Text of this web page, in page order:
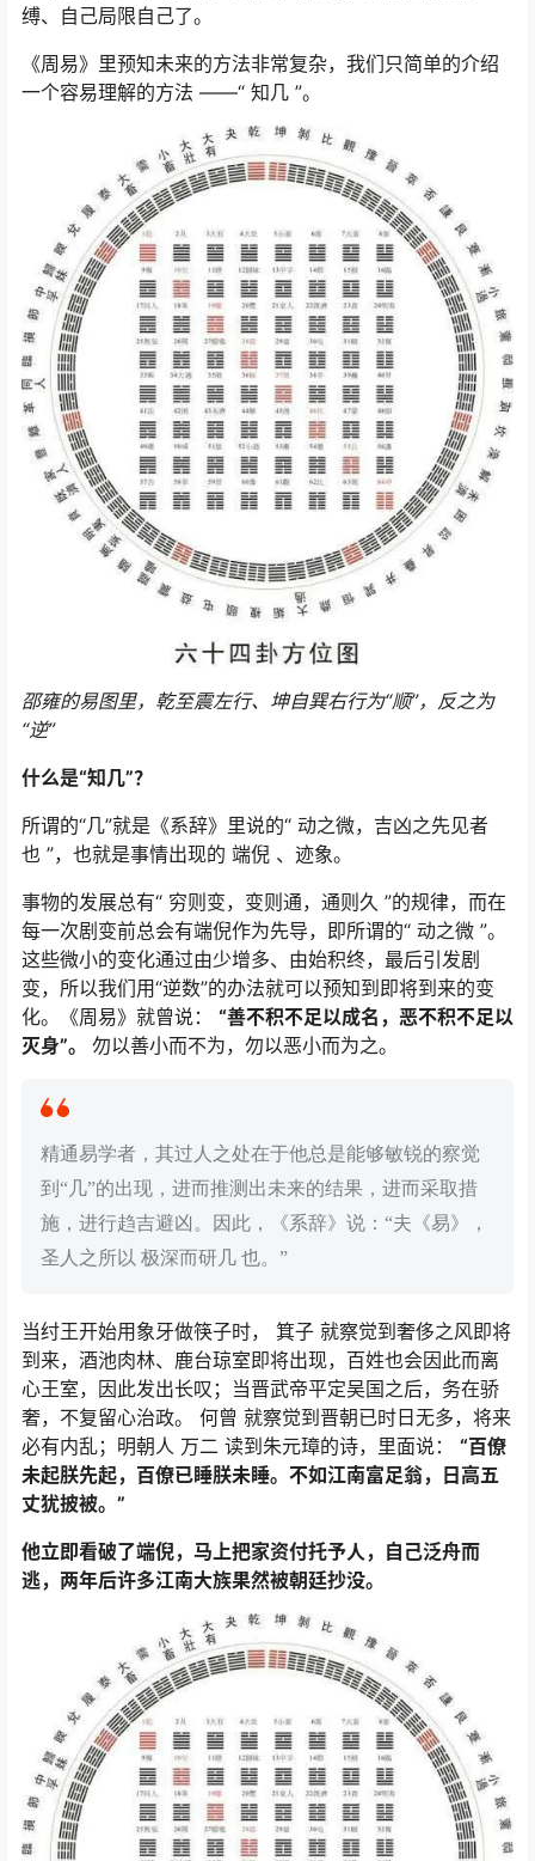
缚、自己局限自己了。
《周易》里预知未来的方法非常复杂，我们只简单的介绍
一个容易理解的方法 ——“ 知几 ”。
邵雍的易图里，乾至震左行、坤自巽右行为“顺”，反之为
“逆”
什么是“知几”？
所谓的“几”就是《系辞》里说的“ 动之微，吉凶之先见者
也 ”，也就是事情出现的 端倪 、迹象。
事物的发展总有“ 穷则变，变则通，通则久 ”的规律，而在
每一次剧变前总会有端倪作为先导，即所谓的“ 动之微 ”。
这些微小的变化通过由少增多、由始积终，最后引发剧
变，所以我们用“逆数”的办法就可以预知到即将到来的变
化。《周易》就曾说： “善不积不足以成名，恶不积不足以
灭身”。 勿以善小而不为，勿以恶小而为之。
精通易学者，其过人之处在于他总是能够敏锐的察觉
到“几”的出现，进而推测出未来的结果，进而采取措
施，进行趋吉避凶。因此，《系辞》说：“夫《易》，
圣人之所以 极深而研几 也。”
当纣王开始用象牙做筷子时， 箕子 就察觉到奢侈之风即将
到来，酒池肉林、鹿台琼室即将出现，百姓也会因此而离
心王室，因此发出长叹；当晋武帝平定吴国之后，务在骄
奢，不复留心治政。 何曾 就察觉到晋朝已时日无多，将来
必有内乱；明朝人 万二 读到朱元璋的诗，里面说： “百僚
未起朕先起，百僚已睡朕未睡。不如江南富足翁，日高五
丈犹披被。”
他立即看破了端倪，马上把家资付托予人，自己泛舟而
逃，两年后许多江南大族果然被朝廷抄没。